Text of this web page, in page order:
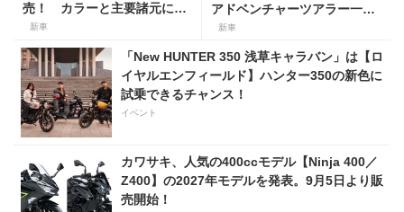
売！ カラーと主要諸元に変
更はなく、価格は据え置きの
247万5000円！
新車
アドベンチャーツアラー一部
仕様を変更して7月23日発
新車
「New HUNTER 350 浅草キャラバン」は【ロ
イヤルエンフィールド】ハンター350の新色に
試乗できるチャンス！
イベント
カワサキ、人気の400ccモデル【Ninja 400／
Z400】の2027年モデルを発表。9月5日より販
売開始！